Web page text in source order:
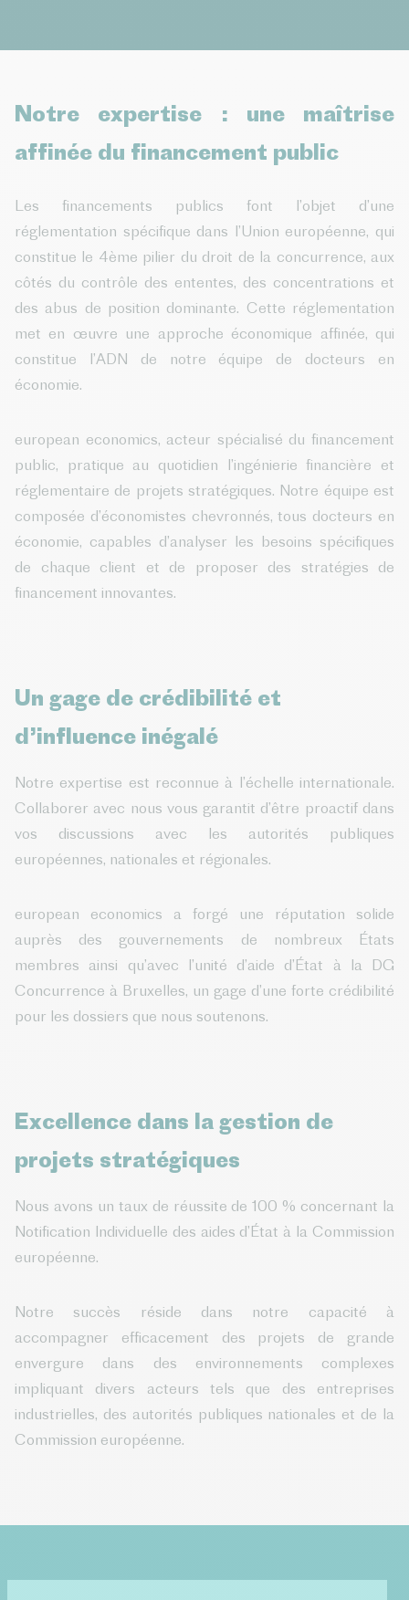
Notre expertise : une maîtrise
affinée du financement public
Les financements publics font l’objet d’une
réglementation spécifique dans l’Union européenne, qui
constitue le 4ème pilier du droit de la concurrence, aux
côtés du contrôle des ententes, des concentrations et
des abus de position dominante. Cette réglementation
met en œuvre une approche économique affinée, qui
constitue l’ADN de notre équipe de docteurs en
économie.
european economics, acteur spécialisé du financement
public, pratique au quotidien l’ingénierie financière et
réglementaire de projets stratégiques. Notre équipe est
composée d’économistes chevronnés, tous docteurs en
économie, capables d’analyser les besoins spécifiques
de chaque client et de proposer des stratégies de
financement innovantes.
Un gage de crédibilité et
d’influence inégalé
Notre expertise est reconnue à l’échelle internationale.
Collaborer avec nous vous garantit d’être proactif dans
vos discussions avec les autorités publiques
européennes, nationales et régionales.
european economics a forgé une réputation solide
auprès des gouvernements de nombreux États
membres ainsi qu’avec l’unité d’aide d’État à la DG
Concurrence à Bruxelles, un gage d’une forte crédibilité
pour les dossiers que nous soutenons.
Excellence dans la gestion de
projets stratégiques
Nous avons un taux de réussite de 100 % concernant la
Notification Individuelle des aides d’État à la Commission
européenne.
Notre succès réside dans notre capacité à
accompagner efficacement des projets de grande
envergure dans des environnements complexes
impliquant divers acteurs tels que des entreprises
industrielles, des autorités publiques nationales et de la
Commission européenne.